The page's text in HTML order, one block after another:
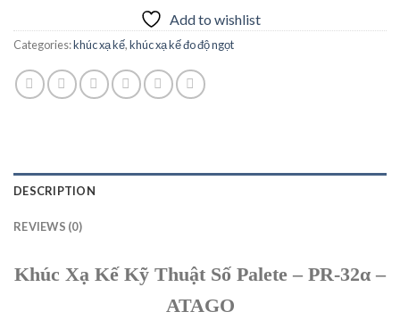
Add to wishlist
Categories:khúc xạ kế,khúc xạ kế đo độ ngọt
DESCRIPTION
REVIEWS (0)
Khúc Xạ Kế Kỹ Thuật Số Palete – PR-32α –
ATAGO